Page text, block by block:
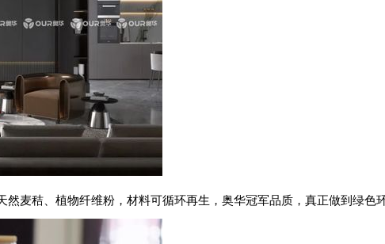
麦秸、植物纤维粉，材料可循环再生，奥华冠军品质，真正做到绿色